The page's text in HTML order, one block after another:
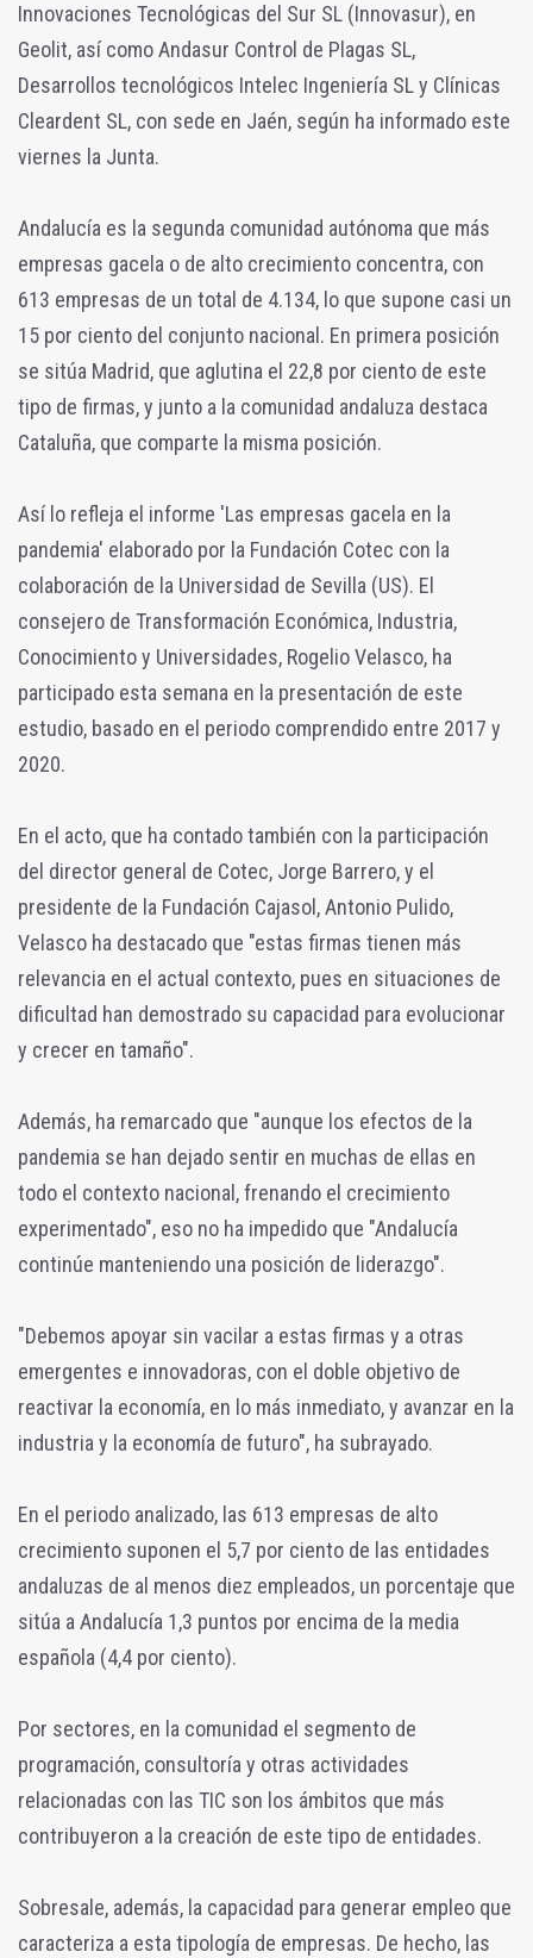
Innovaciones Tecnológicas del Sur SL (Innovasur), en
Geolit, así como Andasur Control de Plagas SL,
Desarrollos tecnológicos Intelec Ingeniería SL y Clínicas
Cleardent SL, con sede en Jaén, según ha informado este
viernes la Junta.
Andalucía es la segunda comunidad autónoma que más
empresas gacela o de alto crecimiento concentra, con
613 empresas de un total de 4.134, lo que supone casi un
15 por ciento del conjunto nacional. En primera posición
se sitúa Madrid, que aglutina el 22,8 por ciento de este
tipo de firmas, y junto a la comunidad andaluza destaca
Cataluña, que comparte la misma posición.
Así lo refleja el informe 'Las empresas gacela en la
pandemia' elaborado por la Fundación Cotec con la
colaboración de la Universidad de Sevilla (US). El
consejero de Transformación Económica, Industria,
Conocimiento y Universidades, Rogelio Velasco, ha
participado esta semana en la presentación de este
estudio, basado en el periodo comprendido entre 2017 y
2020.
En el acto, que ha contado también con la participación
del director general de Cotec, Jorge Barrero, y el
presidente de la Fundación Cajasol, Antonio Pulido,
Velasco ha destacado que "estas firmas tienen más
relevancia en el actual contexto, pues en situaciones de
dificultad han demostrado su capacidad para evolucionar
y crecer en tamaño".
Además, ha remarcado que "aunque los efectos de la
pandemia se han dejado sentir en muchas de ellas en
todo el contexto nacional, frenando el crecimiento
experimentado", eso no ha impedido que "Andalucía
continúe manteniendo una posición de liderazgo".
"Debemos apoyar sin vacilar a estas firmas y a otras
emergentes e innovadoras, con el doble objetivo de
reactivar la economía, en lo más inmediato, y avanzar en la
industria y la economía de futuro", ha subrayado.
En el periodo analizado, las 613 empresas de alto
crecimiento suponen el 5,7 por ciento de las entidades
andaluzas de al menos diez empleados, un porcentaje que
sitúa a Andalucía 1,3 puntos por encima de la media
española (4,4 por ciento).
Por sectores, en la comunidad el segmento de
programación, consultoría y otras actividades
relacionadas con las TIC son los ámbitos que más
contribuyeron a la creación de este tipo de entidades.
Sobresale, además, la capacidad para generar empleo que
caracteriza a esta tipología de empresas. De hecho, las